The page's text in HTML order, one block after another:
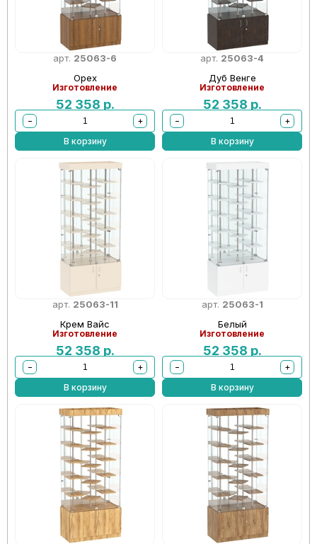
арт. 25063-6
Орех
Изготовление
52 358 р.
−
+
В корзину
арт. 25063-4
Дуб Венге
Изготовление
52 358 р.
−
+
В корзину
арт. 25063-11
Крем Вайс
Изготовление
52 358 р.
−
+
В корзину
арт. 25063-1
Белый
Изготовление
52 358 р.
−
+
В корзину